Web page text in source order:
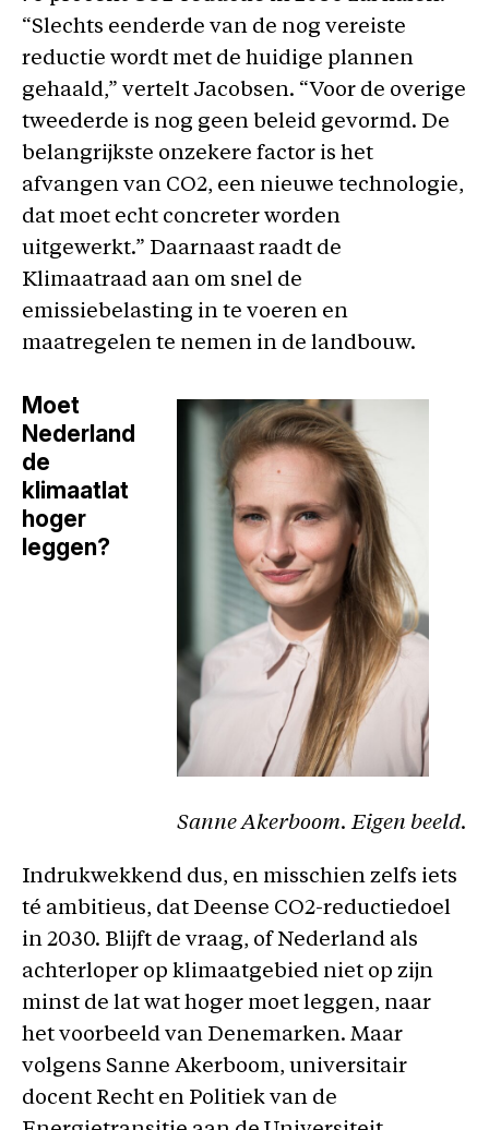
“Slechts eenderde van de nog vereiste
reductie wordt met de huidige plannen
gehaald,” vertelt Jacobsen. “Voor de overige
tweederde is nog geen beleid gevormd. De
belangrijkste onzekere factor is het
afvangen van CO2, een nieuwe technologie,
dat moet echt concreter worden
uitgewerkt.” Daarnaast raadt de
Klimaatraad aan om snel de
emissiebelasting in te voeren en
maatregelen te nemen in de landbouw.
Sanne Akerboom. Eigen beeld.
Moet
Nederland
de
klimaatlat
hoger
leggen?
Indrukwekkend dus, en misschien zelfs iets
té ambitieus, dat Deense CO2-reductiedoel
in 2030. Blijft de vraag, of Nederland als
achterloper op klimaatgebied niet op zijn
minst de lat wat hoger moet leggen, naar
het voorbeeld van Denemarken. Maar
volgens Sanne Akerboom, universitair
docent Recht en Politiek van de